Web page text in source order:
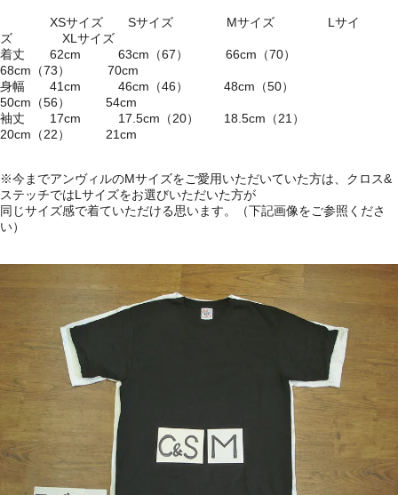
XSサイズ Sサイズ Mサイズ Lサイ
ズ XLサイズ
着丈 62cm 63cm（67） 66cm（70）
68cm（73） 70cm
身幅 41cm 46cm（46） 48cm（50）
50cm（56） 54cm
袖丈 17cm 17.5cm（20） 18.5cm（21）
20cm（22） 21cm
※今までアンヴィルのMサイズをご愛用いただいていた方は、クロス&
ステッチではLサイズをお選びいただいた方が
同じサイズ感で着ていただける思います。（下記画像をご参照くださ
い）